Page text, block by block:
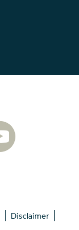
Disclaimer